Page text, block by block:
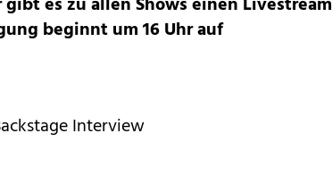
beginnt um 16 Uhr auf
Interview